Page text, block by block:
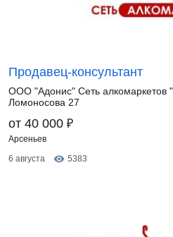
Продавец-консультант
ООО "Адонис" Сеть алкомаркетов
Ломоносова 27
от 40 000 ₽
Арсеньев
6 августа
5383